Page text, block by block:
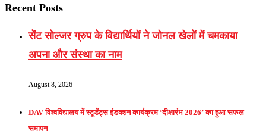
Recent Posts
सेंट सोल्जर ग्रुप के विद्यार्थियों ने जोनल खेलों में चमकाया
अपना और संस्था का नाम
August 8, 2026
DAV विश्वविद्यालय में स्टूडेंट्स इंडक्शन कार्यक्रम ‘दीक्षारंभ 2026’ का हुआ सफल
समापन